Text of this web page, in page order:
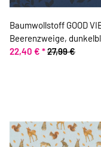
Baumwollstoff GOOD
Beerenzweige,
ring a roses
22,40 € *27,99 €